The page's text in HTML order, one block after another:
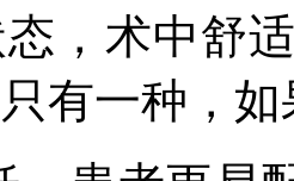
，术中舒
有一种，